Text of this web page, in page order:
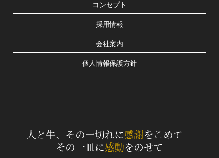
コンセプト
採用情報
会社案内
個人情報保護方針
人と牛、その一切れに感謝をこめて
その一皿に感動をのせて